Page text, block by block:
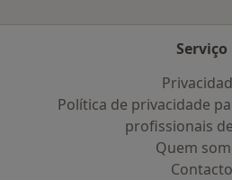
Serviço
Política de privacidade
profissionais
Quem
Contacto